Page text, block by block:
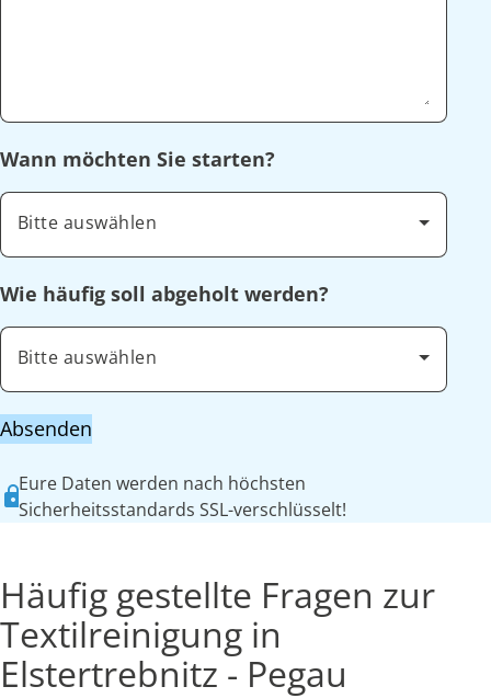
Wann möchten Sie starten?
Bitte auswählen
Wie häufig soll abgeholt werden?
Bitte auswählen
Absenden
Eure Daten werden nach höchsten
Sicherheitsstandards SSL-verschlüsselt!
Häufig gestellte Fragen zur
Textilreinigung in
Elstertrebnitz - Pegau